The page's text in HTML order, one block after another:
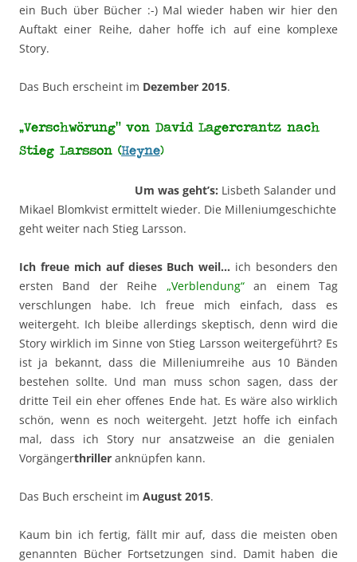
ein Buch über Bücher :-) Mal wieder haben wir hier den
Auftakt einer Reihe, daher hoffe ich auf eine komplexe
Story.
Das Buch erscheint im Dezember 2015.
„Verschwörung“ von David Lagercrantz nach
Stieg Larsson (Heyne)
Um was geht’s: Lisbeth Salander und
Mikael Blomkvist ermittelt wieder. Die Milleniumgeschichte
geht weiter nach Stieg Larsson.
Ich freue mich auf dieses Buch weil… ich besonders den
ersten Band der Reihe „Verblendung“an einem Tag
verschlungen habe. Ich freue mich einfach, dass es
weitergeht. Ich bleibe allerdings skeptisch, denn wird die
Story wirklich im Sinne von Stieg Larsson weitergeführt? Es
ist ja bekannt, dass die Milleniumreihe aus 10 Bänden
bestehen sollte. Und man muss schon sagen, dass der
dritte Teil ein eher offenes Ende hat. Es wäre also wirklich
schön, wenn es noch weitergeht. Jetzt hoffe ich einfach
mal, dass ich Story nur ansatzweise an die genialen
Vorgängerthriller anknüpfen kann.
Das Buch erscheint im August 2015.
Kaum bin ich fertig, fällt mir auf, dass die meisten oben
genannten Bücher Fortsetzungen sind. Damit haben die